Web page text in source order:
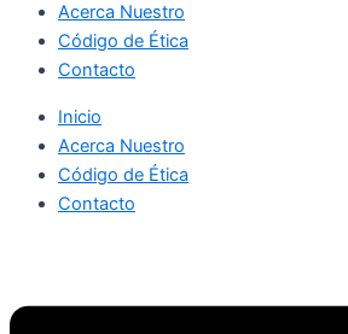
Acerca Nuestro
Código de Ética
Contacto
Inicio
Acerca Nuestro
Código de Ética
Contacto